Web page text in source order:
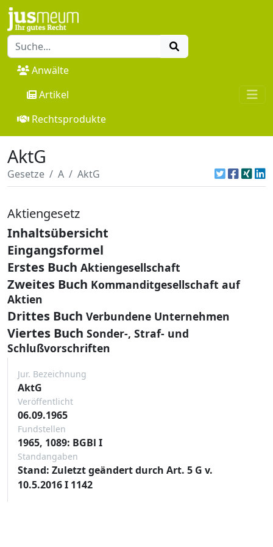
Anwälte
Artikel
Rechtsprodukte
AktG
Gesetze A AktG
Aktiengesetz
Inhaltsübersicht
Eingangsformel
Erstes Buch Aktiengesellschaft
Zweites Buch Kommanditgesellschaft auf
Aktien
Drittes Buch Verbundene Unternehmen
Viertes Buch Sonder-, Straf- und
Schlußvorschriften
Jur. Bezeichnung
AktG
Veröffentlicht
06.09.1965
Fundstellen
1965, 1089: BGBl I
Standangaben
Stand: Zuletzt geändert durch Art. 5 G v.
10.5.2016 I 1142